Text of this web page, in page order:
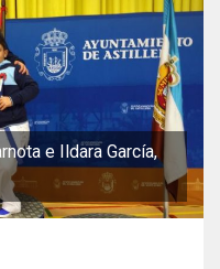
e Ildara García,